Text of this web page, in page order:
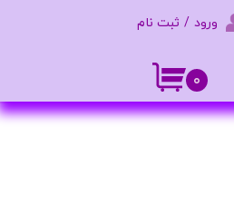
۰
ورود / ثبت نام
تغییر گذر واژه